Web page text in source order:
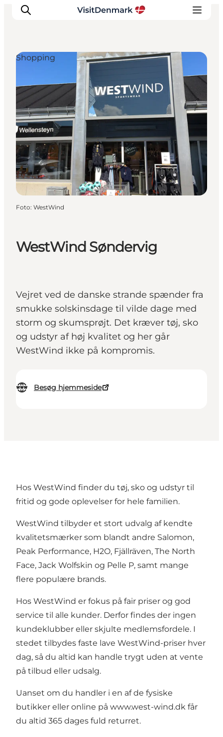
Inspiration
Destinationer
Oplevelser
Overnatning
Planlæg ferien
WestWind Søndervig
Vejret ved de danske strande spænder fra
smukke solskinsdage til vilde dage med
storm og skumsprøjt. Det kræver tøj, sko
og udstyr af høj kvalitet og her går
WestWind ikke på kompromis.
Besøg hjemmeside
Shopping
Foto: WestWind
Hos WestWind finder du tøj, sko og udstyr til
fritid og gode oplevelser for hele familien.
WestWind tilbyder et stort udvalg af kendte
kvalitetsmærker som blandt andre Salomon,
Peak Performance, H2O, Fjällräven, The North
Face, Jack Wolfskin og Pelle P, samt mange
flere populære brands.
Hos WestWind er fokus på fair priser og god
service til alle kunder. Derfor findes der ingen
kundeklubber eller skjulte medlemsfordele. I
stedet tilbydes faste lave WestWind-priser hver
dag, så du altid kan handle trygt uden at vente
på tilbud eller udsalg.
Uanset om du handler i en af de fysiske
butikker eller online på www.west-wind.dk får
du altid 365 dages fuld returret.